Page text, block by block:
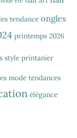
tendance ongles
printemps 2026
style printanier
mode tendances
élégance